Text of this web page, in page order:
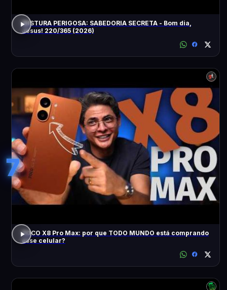
MISTURA PERIGOSA: SABEDORIA SECRETA - Bom dia,
Jesus! 220/365 (2026)
7
POCO X8 Pro Max: por que TODO MUNDO está comprando
esse celular?